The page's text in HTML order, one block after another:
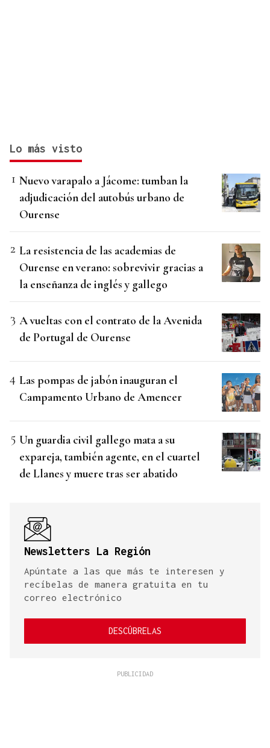
Lo más visto
Nuevo varapalo a Jácome: tumban la
adjudicación del autobús urbano de
Ourense
La resistencia de las academias de
Ourense en verano: sobrevivir gracias a
la enseñanza de inglés y gallego
A vueltas con el contrato de la Avenida
de Portugal de Ourense
Las pompas de jabón inauguran el
Campamento Urbano de Amencer
Un guardia civil gallego mata a su
expareja, también agente, en el cuartel
de Llanes y muere tras ser abatido
Newsletters La Región
Apúntate a las que más te interesen y
recíbelas de manera gratuita en tu
correo electrónico
DESCÚBRELAS